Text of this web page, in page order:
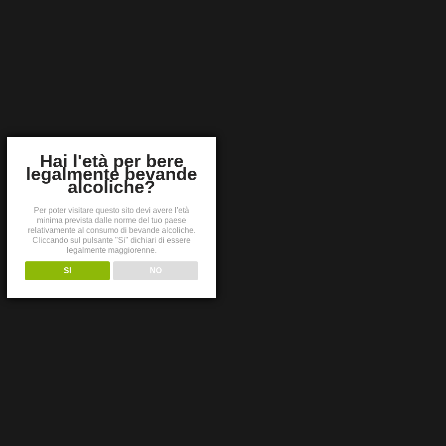
Hai l'età per bere
legalmente bevande
alcoliche?
Per poter visitare questo sito devi avere l'età
minima prevista dalle norme del tuo paese
relativamente al consumo di bevande alcoliche.
Cliccando sul pulsante "Si" dichiari di essere
legalmente maggiorenne.
SI NO